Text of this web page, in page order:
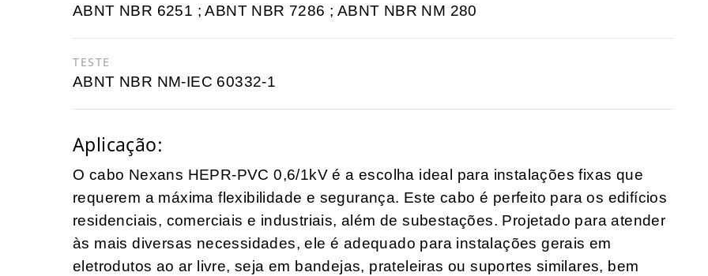
ABNT NBR 6251 ; ABNT NBR 7286 ; ABNT NBR NM 280
TESTE
ABNT NBR NM-IEC 60332-1
Aplicação:
O cabo Nexans HEPR-PVC 0,6/1kV é a escolha ideal para instalações fixas que
requerem a máxima flexibilidade e segurança. Este cabo é perfeito para os edifícios
residenciais, comerciais e industriais, além de subestações. Projetado para atender
às mais diversas necessidades, ele é adequado para instalações gerais em
eletrodutos ao ar livre, seja em bandejas, prateleiras ou suportes similares, bem